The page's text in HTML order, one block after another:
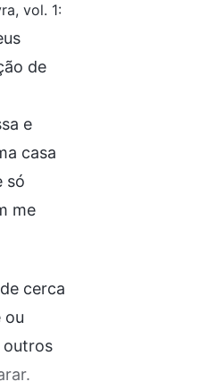
vol. 1:
de
e
casa
só
me
cerca
ou
outros